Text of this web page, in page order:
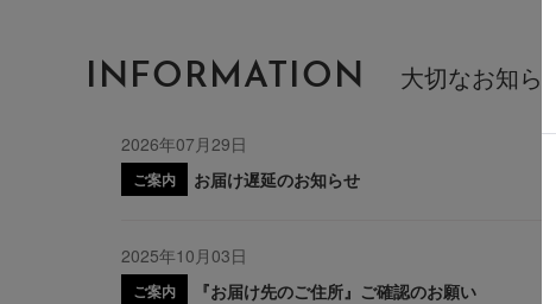
INFORMATION 大切なお知らせ
2026年07月29日
ご案内 お届け遅延のお知らせ
2025年10月03日
ご案内 『お届け先のご住所』ご確認のお願い